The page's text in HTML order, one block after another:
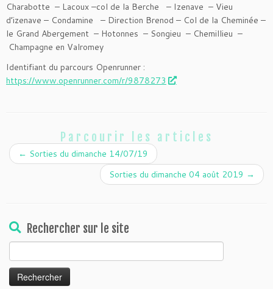
Charabotte – Lacoux –col de la Berche – Izenave – Vieu
d’izenave – Condamine – Direction Brenod – Col de la Cheminée –
le Grand Abergement – Hotonnes – Songieu – Chemillieu –
Champagne en Valromey
Identifiant du parcours Openrunner :
https://www.openrunner.com/r/9878273
Parcourir les articles
← Sorties du dimanche 14/07/19
Sorties du dimanche 04 août 2019 →
Rechercher sur le site